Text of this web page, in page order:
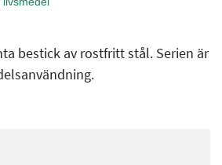
bestick av rostfritt stål. Serien är